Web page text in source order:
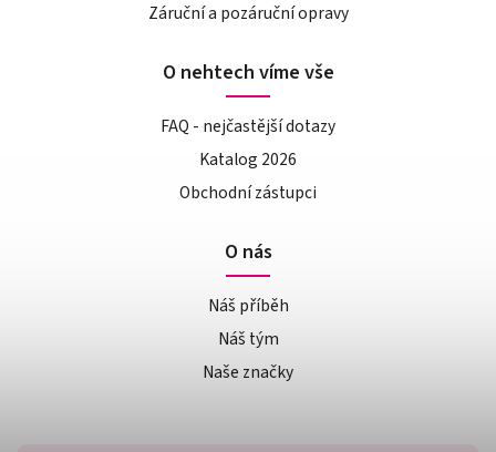
Záruční a pozáruční opravy
O nehtech víme vše
FAQ - nejčastější dotazy
Katalog 2026
Obchodní zástupci
O nás
Náš příběh
Náš tým
Naše značky